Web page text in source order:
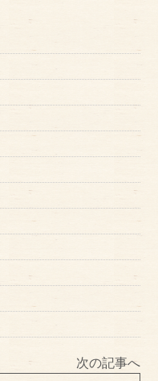
次の記事へ